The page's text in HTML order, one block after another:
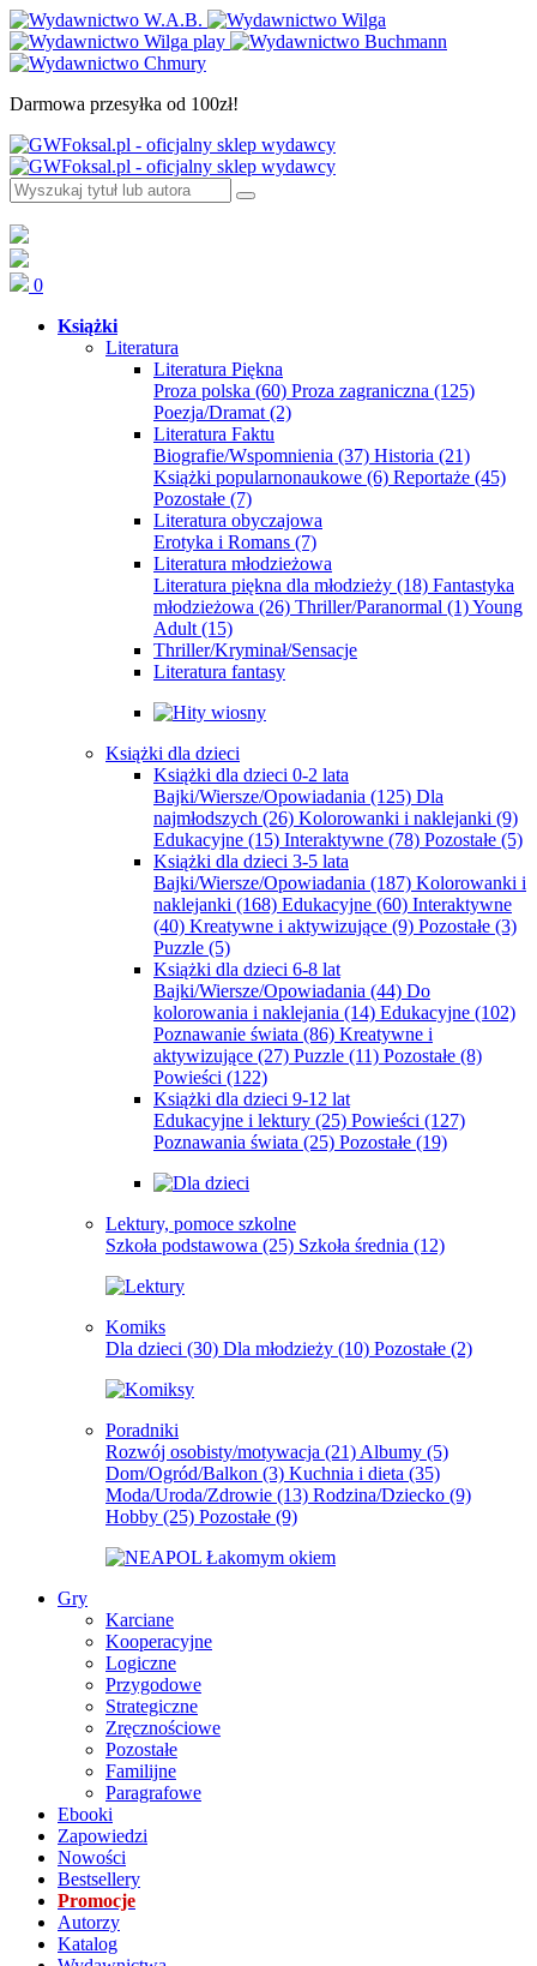
Darmowa przesyłka od 100zł!
0
Książki
Literatura
Literatura Piękna
Proza polska (60) Proza zagraniczna (125)
Poezja/Dramat (2)
Literatura Faktu
Biografie/Wspomnienia (37) Historia (21)
Książki popularnonaukowe (6) Reportaże (45)
Pozostałe (7)
Literatura obyczajowa
Erotyka i Romans (7)
Literatura młodzieżowa
Literatura piękna dla młodzieży (18) Fantastyka
młodzieżowa (26) Thriller/Paranormal (1)Young
Adult (15)
Thriller/Kryminał/Sensacje
Literatura fantasy
Książki dla dzieci
Książki dla dzieci 0-2 lata
Bajki/Wiersze/Opowiadania (125) Dla
najmłodszych (26) Kolorowanki i naklejanki (9)
Edukacyjne (15) Interaktywne (78) Pozostałe (5)
Książki dla dzieci 3-5 lata
Bajki/Wiersze/Opowiadania (187) Kolorowanki i
naklejanki (168) Edukacyjne (60) Interaktywne
(40) Kreatywne i aktywizujące (9) Pozostałe (3)
Puzzle (5)
Książki dla dzieci 6-8 lat
Bajki/Wiersze/Opowiadania (44) Do
kolorowania i naklejania (14) Edukacyjne (102)
Poznawanie świata (86) Kreatywne i
aktywizujące (27) Puzzle (11) Pozostałe (8)
Powieści (122)
Książki dla dzieci 9-12 lat
Edukacyjne i lektury (25) Powieści (127)
Poznawania świata (25) Pozostałe (19)
Lektury, pomoce szkolne
Szkoła podstawowa (25) Szkoła średnia (12)
Komiks
Dla dzieci (30) Dla młodzieży (10) Pozostałe (2)
Poradniki
Rozwój osobisty/motywacja (21) Albumy (5)
Dom/Ogród/Balkon (3) Kuchnia i dieta (35)
Moda/Uroda/Zdrowie (13) Rodzina/Dziecko (9)
Hobby (25) Pozostałe (9)
Gry
Karciane
Kooperacyjne
Logiczne
Przygodowe
Strategiczne
Zręcznościowe
Pozostałe
Familijne
Paragrafowe
Ebooki
Zapowiedzi
Nowości
Bestsellery
Promocje
Autorzy
Katalog